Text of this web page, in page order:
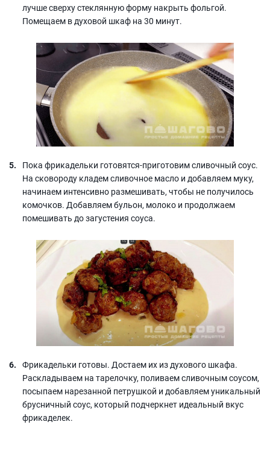
лучше сверху стеклянную форму накрыть фольгой.
Помещаем в духовой шкаф на 30 минут.
Пока фрикадельки готовятся-приготовим сливочный соус.
На сковороду кладем сливочное масло и добавляем муку,
начинаем интенсивно размешивать, чтобы не получилось
комочков. Добавляем бульон, молоко и продолжаем
помешивать до загустения соуса.
Фрикадельки готовы. Достаем их из духового шкафа.
Раскладываем на тарелочку, поливаем сливочным соусом,
посыпаем нарезанной петрушкой и добавляем уникальный
брусничный соус, который подчеркнет идеальный вкус
фрикаделек.